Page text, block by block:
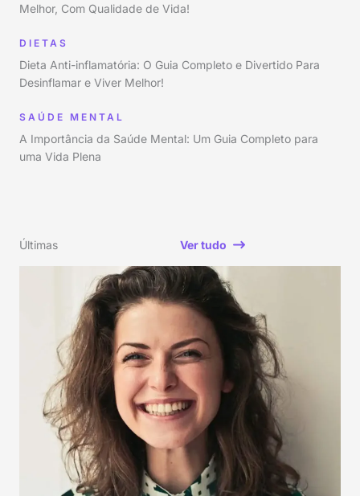
Melhor, Com Qualidade de Vida!
DIETAS
Dieta Anti-inflamatória: O Guia Completo e Divertido Para
Desinflamar e Viver Melhor!
SAÚDE MENTAL
A Importância da Saúde Mental: Um Guia Completo para
uma Vida Plena
Últimas Ver tudo